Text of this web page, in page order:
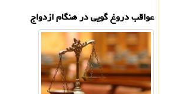
عواقب دروغ گویی در هنگام ازدواج